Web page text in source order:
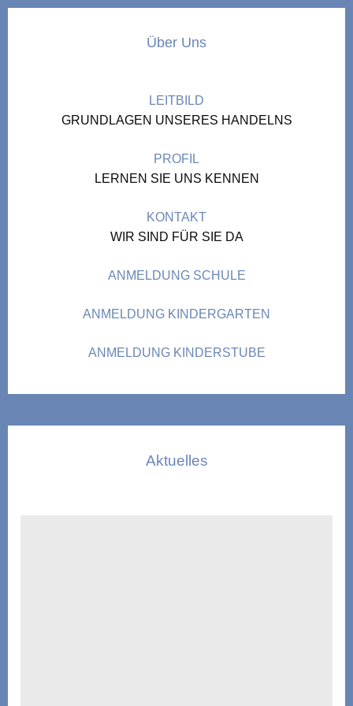
Über Uns
LEITBILD
GRUNDLAGEN UNSERES HANDELNS
PROFIL
LERNEN SIE UNS KENNEN
KONTAKT
WIR SIND FÜR SIE DA
ANMELDUNG SCHULE
ANMELDUNG KINDERGARTEN
ANMELDUNG KINDERSTUBE
Aktuelles